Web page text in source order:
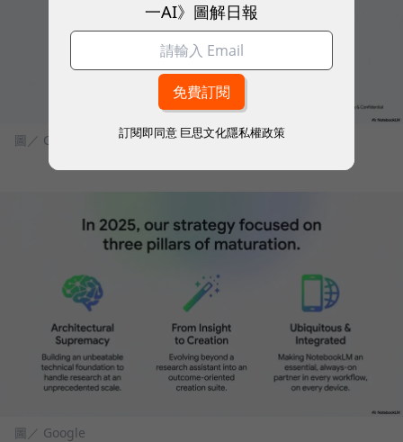
圖／ Google
圖／ Google
一AI》圖解日報
訂閱即同意 巨思文化隱私權政策